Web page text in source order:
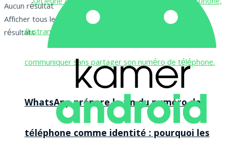
Aucun résultat
Afficher tous les
résultats
WhatsApp prépare la fin du numéro de
téléphone comme identité : pourquoi les